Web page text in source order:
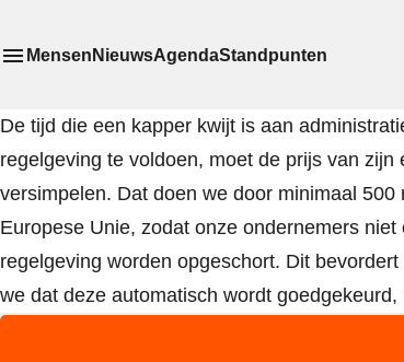
Toonhet submenu van
Meer menu items
Mensen NieuwsAgendaStandpunten
De tijd die een kapper kwijt is aan
regelgeving te voldoen, moet de prijs van
versimpelen. Dat doen we door minimaal
Europese Unie, zodat onze ondernemers
regelgeving worden opgeschort. Dit
we dat deze automatisch wordt